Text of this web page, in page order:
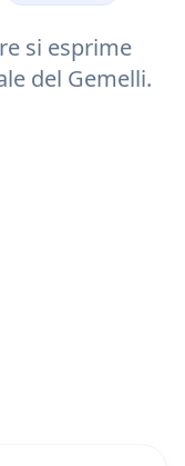
si esprime
del Gemelli.